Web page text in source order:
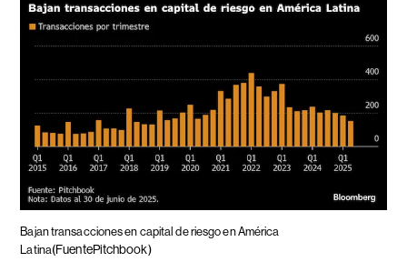
Bajan transacciones en capital de riesgo en América
Latina(FuentePitchbook)